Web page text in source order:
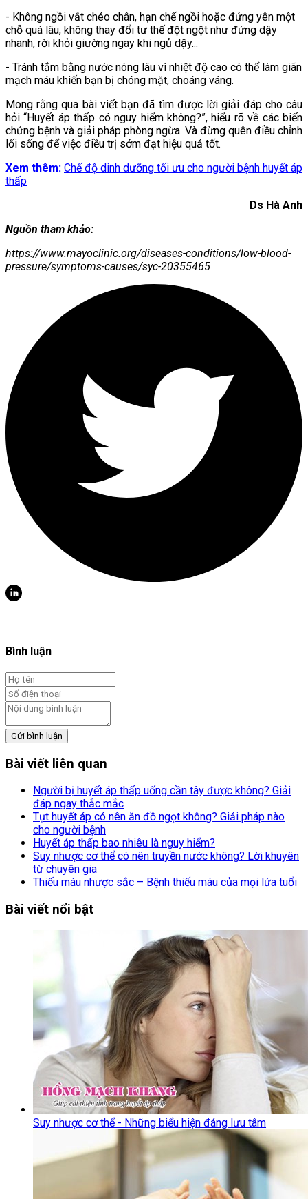
- Không ngồi vắt chéo chân, hạn chế ngồi hoặc đứng yên một
chỗ quá lâu, không thay đổi tư thế đột ngột như đứng dậy
nhanh, rời khỏi giường ngay khi ngủ dậy...
- Tránh tắm bằng nước nóng lâu vì nhiệt độ cao có thể làm giãn
mạch máu khiến bạn bị chóng mặt, choáng váng.
Mong rằng qua bài viết bạn đã tìm được lời giải đáp cho câu
hỏi “Huyết áp thấp có nguy hiểm không?”, hiểu rõ về các biến
chứng bệnh và giải pháp phòng ngừa. Và đừng quên điều chỉnh
lối sống để việc điều trị sớm đạt hiệu quả tốt.
Xem thêm: Chế độ dinh dưỡng tối ưu cho người bệnh huyết áp
thấp
Ds Hà Anh
Nguồn tham khảo:
https://www.mayoclinic.org/diseases-conditions/low-blood-
pressure/symptoms-causes/syc-20355465
Bình luận
Gửi bình luận
Bài viết liên quan
Người bị huyết áp thấp uống cần tây được không? Giải
đáp ngay thắc mắc
Tụt huyết áp có nên ăn đồ ngọt không? Giải pháp nào
cho người bệnh
Huyết áp thấp bao nhiêu là nguy hiểm?
Suy nhược cơ thể có nên truyền nước không? Lời khuyên
từ chuyên gia
Thiếu máu nhược sắc – Bệnh thiếu máu của mọi lứa tuổi
Bài viết nổi bật
Suy nhược cơ thể - Những biểu hiện đáng lưu tâm